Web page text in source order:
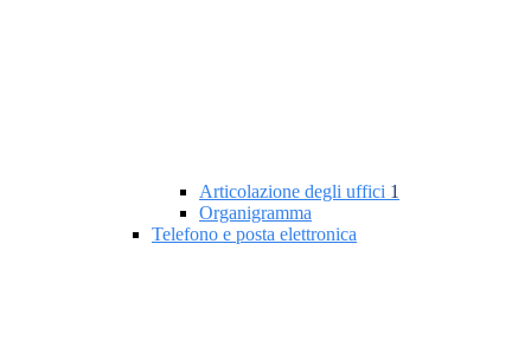
Articolazione degli uffici 1
Organigramma
Telefono e posta elettronica